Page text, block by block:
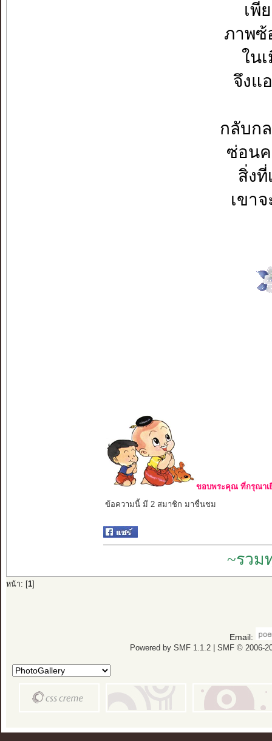
เพี
ภาพซ้
ใน
จึงแ
กลับก
ซ่อนค
สิ่ง
เขา
ขอบพระคุณ ที่กรุณาเ
ข้อความนี้ มี 2 สมาชิก มาชื่นชม
~รวม
หน้า: [ 1]
Email:
Powered by SMF 1.1.2| SMF © 2006-